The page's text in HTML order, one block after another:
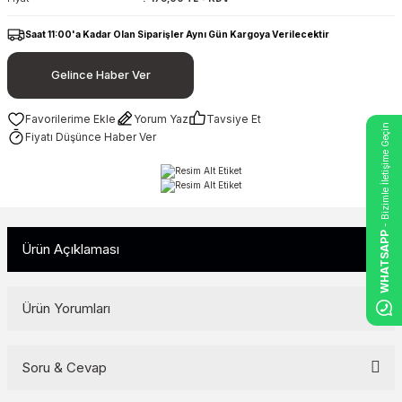
Saat 11:00'a Kadar Olan Siparişler Aynı Gün Kargoya Verilecektir
Gelince Haber Ver
Yorum Yaz
Tavsiye Et
Fiyatı Düşünce Haber Ver
Ürün Açıklaması
Ürün Yorumları
Soru & Cevap
WHATSAPP
- Bizimle İletişime Geçin